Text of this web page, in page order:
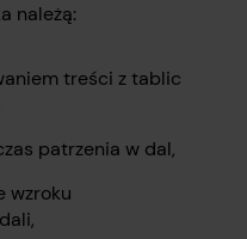
należą:
treści z tablic
patrzenia w dal,
wzroku